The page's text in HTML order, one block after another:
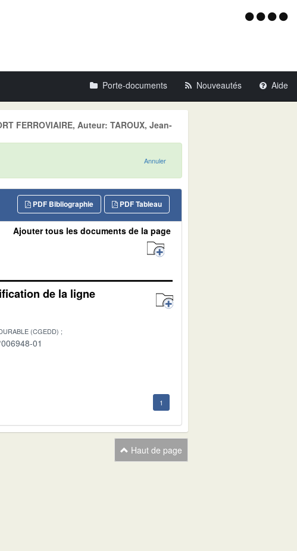
Menu
Porte-documents Nouveautés Aide
FERROVIAIRE, Auteur: TAROUX, Jean-
Annuler
PDF Tableau
PDF Bibliographie
Ajouter tous les documents de la page
de la ligne
(CGEDD)
01
1
Haut de page